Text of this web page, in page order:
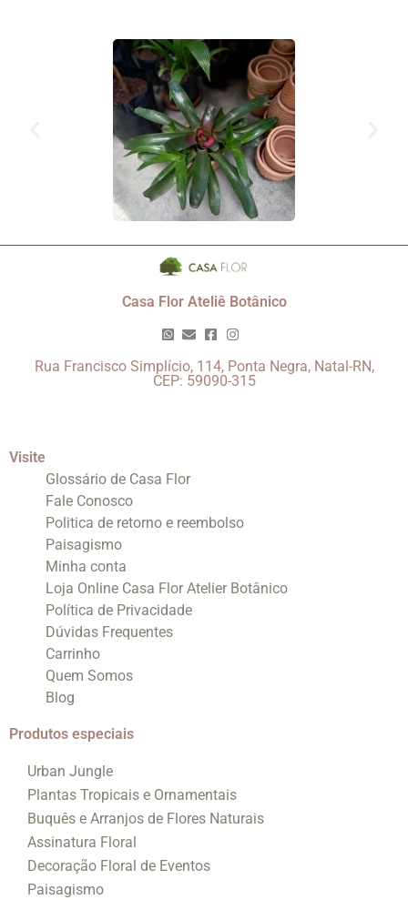
Casa Flor Ateliê Botânico
Rua Francisco Simplício, 114, Ponta Negra, Natal-RN,
CEP: 59090-315
Visite
Glossário de Casa Flor
Fale Conosco
Politica de retorno e reembolso
Paisagismo
Minha conta
Loja Online Casa Flor Atelier Botânico
Política de Privacidade
Dúvidas Frequentes
Carrinho
Quem Somos
Blog
Produtos especiais
Urban Jungle
Plantas Tropicais e Ornamentais
Buquês e Arranjos de Flores Naturais
Assinatura Floral
Decoração Floral de Eventos
Paisagismo